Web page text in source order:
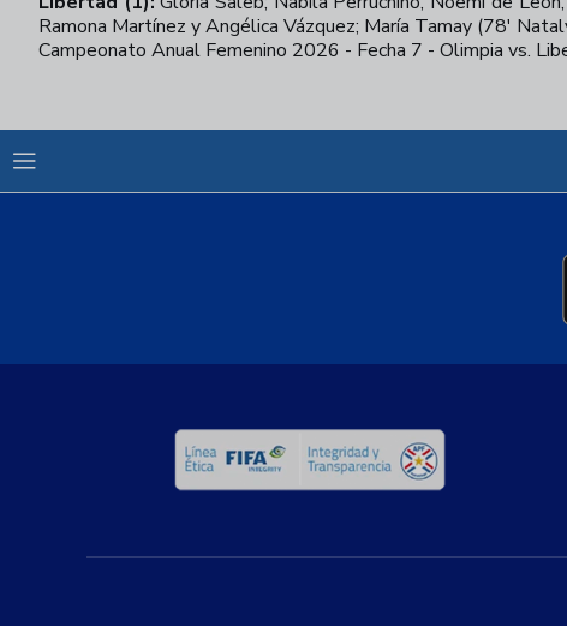
Ramona Martínez y Angélica Vázquez; María Tamay (78'
Campeonato Anual Femenino 2026 - Fecha 7 - Olimpia vs.